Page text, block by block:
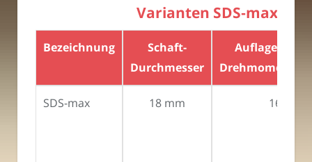
Varianten SDS‑max und
Bezeichnung
Schaft-
Durchmesser
SDS-max 18 mm 160